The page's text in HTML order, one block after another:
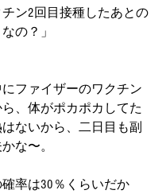
ン2回目接種したあとの
の？」
ファイザーのワクチン
、体がポカポカしてた
ないから、二日目も副
な〜。
率は30％くらいだか